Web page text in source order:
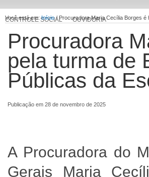
CONTROLE SOCIAL OUVIDORIA
Você está em:Início/ Procuradora Maria Cecília Borges
Procuradora
pela turma de
Públicas da
Publicação em 28 de novembro de 2025
A Procuradora do
Gerais Maria